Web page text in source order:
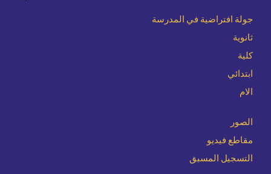
جولة افتراضية في المدرسة
ثانوية
كلية
ابتدائي
الام
الصور
مقاطع فيديو
التسجيل المسبق